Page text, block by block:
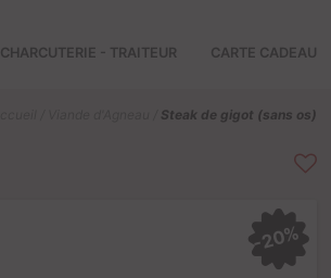
CHARCUTERIE - TRAITEUR CARTE CADEAU
Steak de gigot (sans os)
-20%